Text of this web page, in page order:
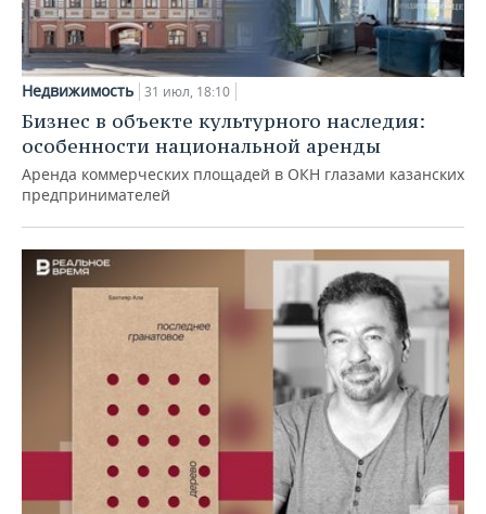
Недвижимость 31 июл, 18:10
Бизнес в объекте культурного наследия:
особенности национальной аренды
Аренда коммерческих площадей в ОКН глазами казанских
предпринимателей